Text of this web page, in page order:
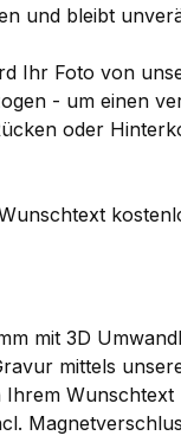
und bleibt
Ihr Foto von
- um einen
oder
mit 3D
mittels
Ihrem Wunschtext